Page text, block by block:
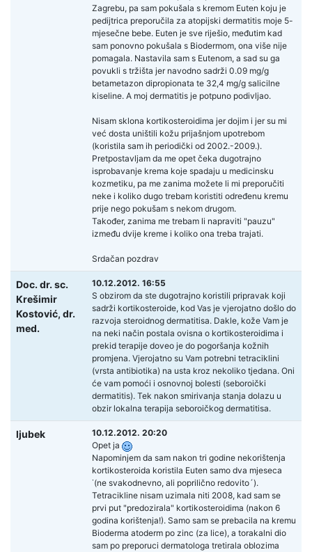
Zagrebu, pa sam pokušala s kremom Euten koju je
pedijtrica preporučila za atopijski dermatitis moje 5-
mjesečne bebe. Euten je sve riješio, međutim kad
sam ponovno pokušala s Biodermom, ona više nije
pomagala. Nastavila sam s Eutenom, a sad su ga
povukli s tržišta jer navodno sadrži 0.09 mg/g
betametazon dipropionata te 32,4 mg/g salicilne
kiseline. A moj dermatitis je potpuno podivljao.
Nisam sklona kortikosteroidima jer dojim i jer su mi
već dosta uništili kožu prijašnjom upotrebom
(koristila sam ih periodički od 2002.-2009.).
Pretpostavljam da me opet čeka dugotrajno
isprobavanje krema koje spadaju u medicinsku
kozmetiku, pa me zanima možete li mi preporučiti
neke i koliko dugo trebam koristiti određenu kremu
prije nego pokušam s nekom drugom.
Također, zanima me trebam li napraviti "pauzu"
između dvije kreme i koliko ona treba trajati.
Srdačan pozdrav
Doc. dr. sc.
Krešimir
Kostović, dr.
med.
10.12.2012. 16:55
S obzirom da ste dugotrajno koristili pripravak koji
sadrži kortikosteroide, kod Vas je vjerojatno došlo do
razvoja steroidnog dermatitisa. Dakle, kože Vam je
na neki način postala ovisna o kortikosteroidima i
prekid terapije doveo je do pogoršanja kožnih
promjena. Vjerojatno su Vam potrebni tetraciklini
(vrsta antibiotika) na usta kroz nekoliko tjedana. Oni
će vam pomoći i osnovnoj bolesti (seboroički
dermatitis). Tek nakon smirivanja stanja dolazu u
obzir lokalna terapija seboroičkog dermatitisa.
ljubek
10.12.2012. 20:20
Opet ja
Napominjem da sam nakon tri godine nekorištenja
kortikosteroida koristila Euten samo dva mjeseca
˙(ne svakodnevno, ali poprilično redovito´).
Tetracikline nisam uzimala niti 2008, kad sam se
prvi put "predozirala" kortikosteroidima (nakon 6
godina korištenja!). Samo sam se prebacila na kremu
Bioderma atoderm po zinc (za lice), a torakalni dio
sam po preporuci dermatologa tretirala oblozima